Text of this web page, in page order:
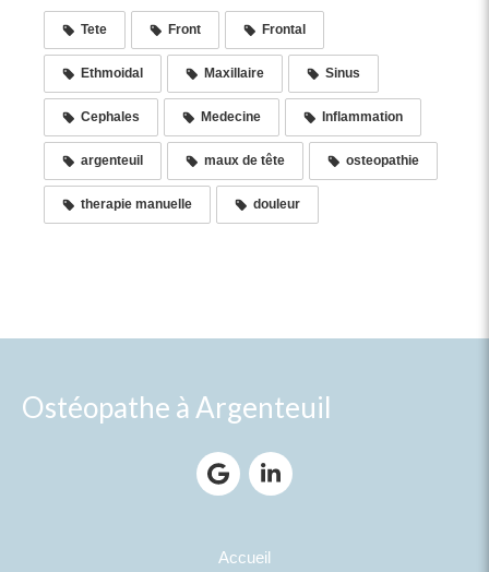
Tete Front Frontal
Ethmoidal Maxillaire Sinus
Cephales Medecine Inflammation
argenteuil maux de tête osteopathie
therapie manuelle douleur
Ostéopathe à Argenteuil
Accueil